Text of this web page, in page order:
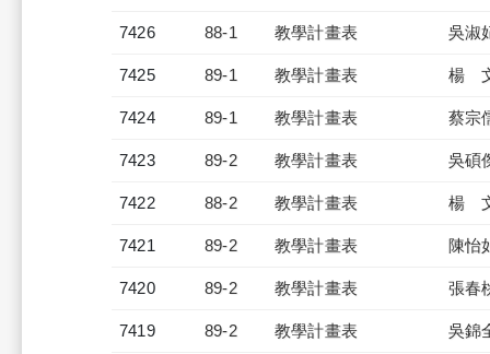
7426 88-1 教學計畫表 吳淑
7425 89-1 教學計畫表 楊
7424 89-1 教學計畫表 蔡宗
7423 89-2 教學計畫表 吳碩
7422 88-2 教學計畫表 楊
7421 89-2 教學計畫表 陳怡
7420 89-2 教學計畫表 張春
7419 89-2 教學計畫表 吳錦